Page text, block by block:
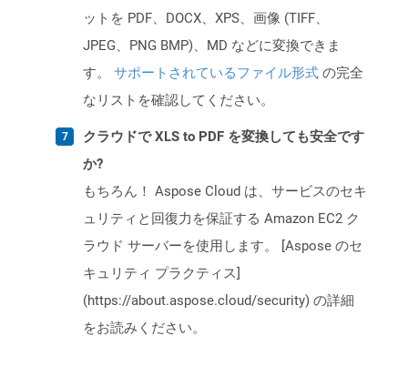
ットを PDF、DOCX、XPS、画像 (TIFF、
JPEG、PNG BMP)、MD などに変換できま
す。 サポートされているファイル形式 の完全
なリストを確認してください。
クラウドで XLS to PDF を変換しても安全です
か?
もちろん！ Aspose Cloud は、サービスのセキ
ュリティと回復力を保証する Amazon EC2 ク
ラウド サーバーを使用します。 [Aspose のセ
キュリティ プラクティス]
(https://about.aspose.cloud/security) の詳細
をお読みください。